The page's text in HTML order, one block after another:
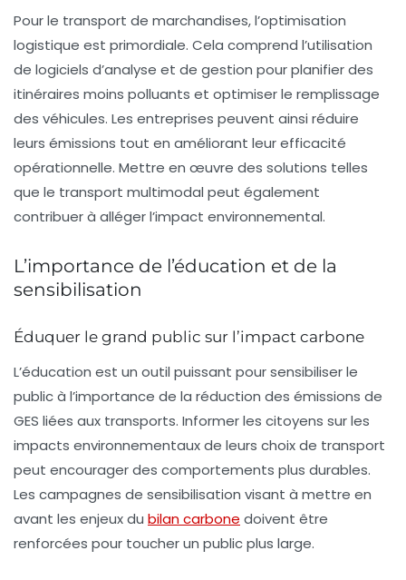
Pour le transport de marchandises, l’optimisation
logistique est primordiale. Cela comprend l’utilisation
de logiciels d’analyse et de gestion pour planifier des
itinéraires moins polluants et optimiser le remplissage
des véhicules. Les entreprises peuvent ainsi réduire
leurs émissions tout en améliorant leur efficacité
opérationnelle. Mettre en œuvre des solutions telles
que le transport multimodal peut également
contribuer à alléger l’impact environnemental.
L’importance de l’éducation et de la
sensibilisation
Éduquer le grand public sur l’impact carbone
L’éducation est un outil puissant pour sensibiliser le
public à l’importance de la réduction des émissions de
GES liées aux transports. Informer les citoyens sur les
impacts environnementaux de leurs choix de transport
peut encourager des comportements plus durables.
Les campagnes de sensibilisation visant à mettre en
avant les enjeux du bilan carbone doivent être
renforcées pour toucher un public plus large.